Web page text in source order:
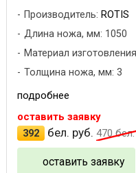
Производитель: ROTIS
Длина ножа, мм: 1050
Материал
Толщина ножа, мм: 3
подробнее
оставить заявку
392
бел. руб. 470бел.
оставить заявку